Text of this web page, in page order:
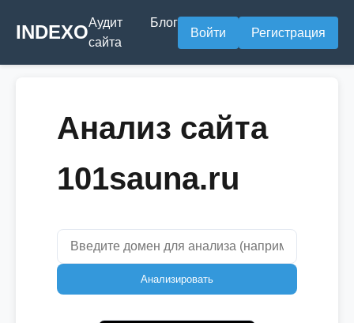
INDEXOАудит
сайта
Блог
Войти Регистрация
Анализ сайта
101sauna.ru
Анализировать